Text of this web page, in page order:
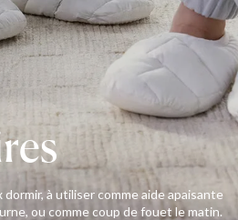
à utiliser comme aide apaisante
ou comme coup de fouet le matin.